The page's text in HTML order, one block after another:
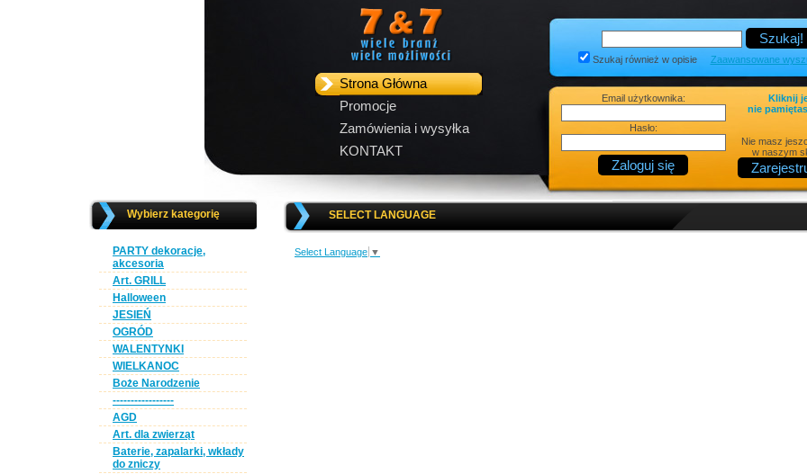
Strona Główna
Promocje
Zamówienia i wysyłka
KONTAKT
Szukaj również w opisie Zaawansowane
Email użytkownika:
Hasło:
Kliknij
nie
Nie masz
w naszym
Wybierz kategorię
PARTY dekoracje,
akcesoria
Art. GRILL
Halloween
JESIEŃ
OGRÓD
WALENTYNKI
WIELKANOC
Boże Narodzenie
-----------------
AGD
Art. dla zwierząt
Baterie, zapalarki, wkłady
do zniczy
SELECT LANGUAGE
Select Language ▼